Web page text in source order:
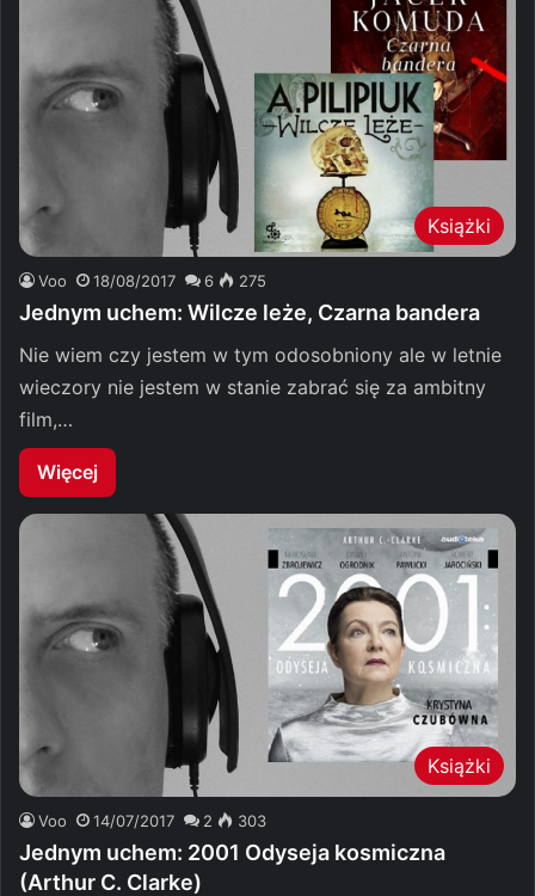
Książki
Voo 18/08/2017 6 275
Jednym uchem: Wilcze leże, Czarna bandera
Nie wiem czy jestem w tym odosobniony ale w letnie
wieczory nie jestem w stanie zabrać się za ambitny
film,…
Więcej
Książki
Voo 14/07/2017 2 303
Jednym uchem: 2001 Odyseja kosmiczna
(Arthur C. Clarke)